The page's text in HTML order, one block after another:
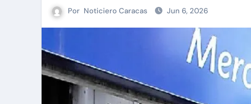
Por Noticiero Caracas Jun 6, 2026